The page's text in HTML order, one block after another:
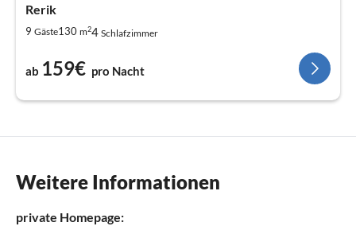
Rerik
9 Gäste130 m24 Schlafzimmer
ab 159€ pro Nacht
Weitere Informationen
private Homepage: